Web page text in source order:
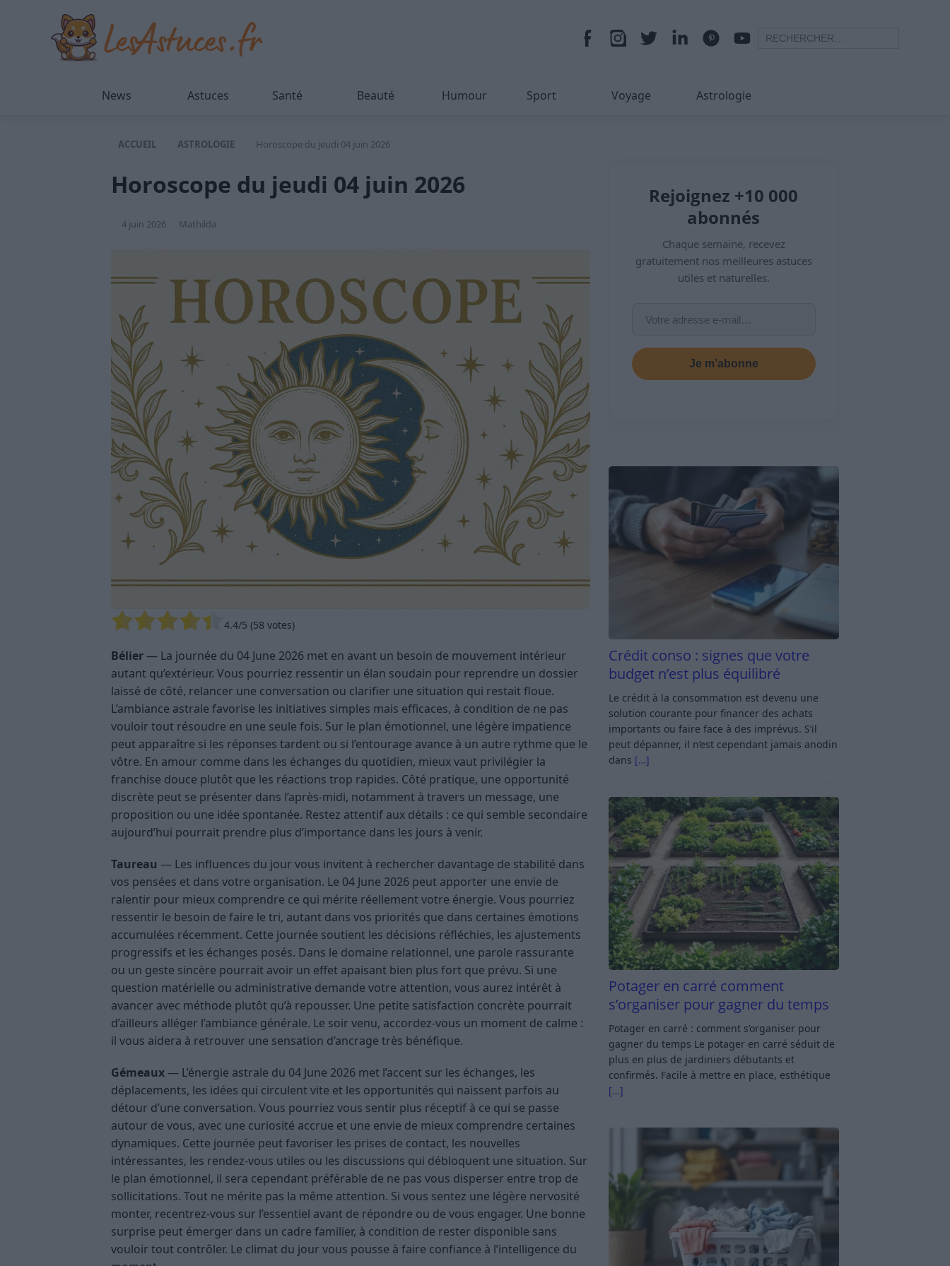
News Astuces Santé Beauté Humour Sport Voyage Astrologie
ACCUEIL ASTROLOGIE Horoscope du jeudi 04 juin 2026
Horoscope du jeudi 04 juin 2026
4 juin 2026 Mathilda
4.4/5 (58 votes)
Bélier — La journée du 04 June 2026 met en avant un besoin de mouvement intérieur
autant qu’extérieur. Vous pourriez ressentir un élan soudain pour reprendre un dossier
laissé de côté, relancer une conversation ou clarifier une situation qui restait floue.
L’ambiance astrale favorise les initiatives simples mais efficaces, à condition de ne pas
vouloir tout résoudre en une seule fois. Sur le plan émotionnel, une légère impatience
peut apparaître si les réponses tardent ou si l’entourage avance à un autre rythme que le
vôtre. En amour comme dans les échanges du quotidien, mieux vaut privilégier la
franchise douce plutôt que les réactions trop rapides. Côté pratique, une opportunité
discrète peut se présenter dans l’après-midi, notamment à travers un message, une
proposition ou une idée spontanée. Restez attentif aux détails : ce qui semble secondaire
aujourd’hui pourrait prendre plus d’importance dans les jours à venir.
Taureau — Les influences du jour vous invitent à rechercher davantage de stabilité dans
vos pensées et dans votre organisation. Le 04 June 2026 peut apporter une envie de
ralentir pour mieux comprendre ce qui mérite réellement votre énergie. Vous pourriez
ressentir le besoin de faire le tri, autant dans vos priorités que dans certaines émotions
accumulées récemment. Cette journée soutient les décisions réfléchies, les ajustements
progressifs et les échanges posés. Dans le domaine relationnel, une parole rassurante
ou un geste sincère pourrait avoir un effet apaisant bien plus fort que prévu. Si une
question matérielle ou administrative demande votre attention, vous aurez intérêt à
avancer avec méthode plutôt qu’à repousser. Une petite satisfaction concrète pourrait
d’ailleurs alléger l’ambiance générale. Le soir venu, accordez-vous un moment de calme :
il vous aidera à retrouver une sensation d’ancrage très bénéfique.
Gémeaux — L’énergie astrale du 04 June 2026 met l’accent sur les échanges, les
déplacements, les idées qui circulent vite et les opportunités qui naissent parfois au
détour d’une conversation. Vous pourriez vous sentir plus réceptif à ce qui se passe
autour de vous, avec une curiosité accrue et une envie de mieux comprendre certaines
dynamiques. Cette journée peut favoriser les prises de contact, les nouvelles
intéressantes, les rendez-vous utiles ou les discussions qui débloquent une situation. Sur
le plan émotionnel, il sera cependant préférable de ne pas vous disperser entre trop de
sollicitations. Tout ne mérite pas la même attention. Si vous sentez une légère nervosité
monter, recentrez-vous sur l’essentiel avant de répondre ou de vous engager. Une bonne
surprise peut émerger dans un cadre familier, à condition de rester disponible sans
vouloir tout contrôler. Le climat du jour vous pousse à faire confiance à l’intelligence du
Rejoignez +10 000
abonnés
Chaque semaine, recevez
gratuitement nos meilleures astuces
utiles et naturelles.
Je m’abonne
Crédit conso : signes que votre
budget n’est plus équilibré
Le crédit à la consommation est devenu une
solution courante pour financer des achats
importants ou faire face à des imprévus. S’il
peut dépanner, il n’est cependant jamais anodin
dans […]
Potager en carré comment
s’organiser pour gagner du temps
Potager en carré : comment s’organiser pour
gagner du temps Le potager en carré séduit de
plus en plus de jardiniers débutants et
confirmés. Facile à mettre en place, esthétique
[…]